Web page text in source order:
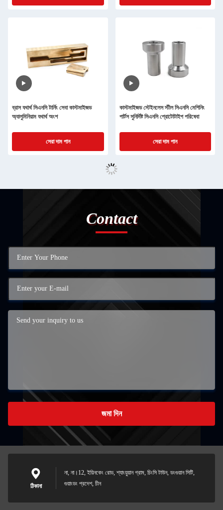
ব্রাস যথার্থ সিএনসি টার্নিং সেবা কাস্টমাইজড
অ্যালুমিনিয়াম যথার্থ অংশ
সেরা দাম পান
কাস্টমাইজড স্টেইনলেস স্টীল সিএনসি মেশিনিং
পার্টস সুনির্দিষ্ট সিএনসি প্রোটোটাইপ পরিষেবা
সেরা দাম পান
Contact
জমা দিন
ঠিকানা
না, না।12, ইয়িনকেং রোড, শ্যাংয়ুয়ান গ্রাম, চিংসি টাউন, ডংগুয়ান সিটি,
গুয়াংডং প্রদেশ, চীন